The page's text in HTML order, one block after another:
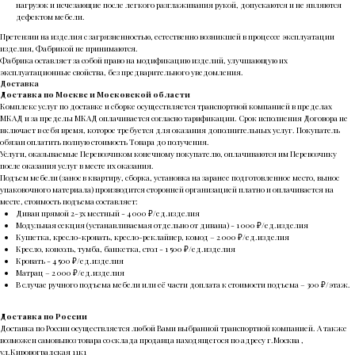
нагрузок и исчезающие после легкого разглаживания рукой, допускаются и не являются
дефектом мебели.
Претензии на изделия с загрязненностью, естественно возникшей в процессе эксплуатации
изделия, Фабрикой не принимаются.
Фабрика оставляет за собой право на модификацию изделий, улучшающую их
эксплуатационные свойства, без предварительного уведомления.
Доставка
Доставка по Москве и Московской области
Комплекс услуг по доставке и сборке осуществляется транспортной компанией в пределах
МКАД и за пределы МКАД оплачивается согласно тарификации. Срок исполнения Договора не
включает в себя время, которое требуется для оказания дополнительных услуг. Покупатель
обязан оплатить полную стоимость Товара до получения.
Услуги, оказываемые Перевозчиком конечному покупателю, оплачиваются им Перевозчику
после оказания услуг в месте их оказания.
Подъем мебели (занос в квартиру, сборка, установка на заранее подготовленное место, вынос
упаковочного материала) производится сторонней организацией платно и оплачивается на
месте, стоимость подъема составляет:
Диван прямой 2-3х местный - 4 000 ₽/ед.изделия
Модульная секция (устанавливаемая отдельно от дивана) - 1 000 ₽/ед.изделия
Кушетка, кресло-кровать, кресло-реклайнер, комод – 2 000 ₽/ед.изделия
Кресло, консоль, тумба, банкетка, стол - 1 500 ₽/ед.изделия
Кровать - 4 500 ₽/ед.изделия
Матрац – 2 000 ₽/ед.изделия
В случае ручного подъема мебели или её части доплата к стоимости подъема – 300 ₽/этаж.
Доставка по России
Доставка по России осуществляется любой Вами выбранной транспортной компанией. А также
возможен самовывоз товара со склада продавца находящегося по адресу г.Москва ,
ул.Кировоградская 11к1